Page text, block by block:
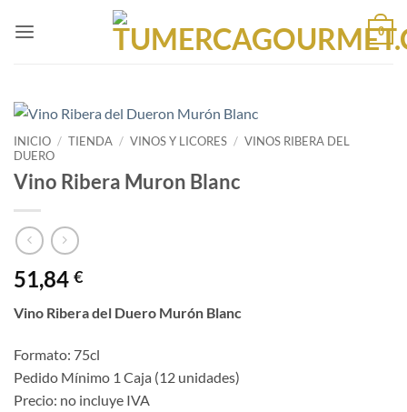
0
INICIO / TIENDA / VINOS Y LICORES / VINOS RIBERA DEL
DUERO
Vino Ribera Muron Blanc
51,84 €
Vino Ribera del Duero Murón Blanc
Formato: 75cl
Pedido Mínimo 1 Caja (12 unidades)
Precio: no incluye IVA